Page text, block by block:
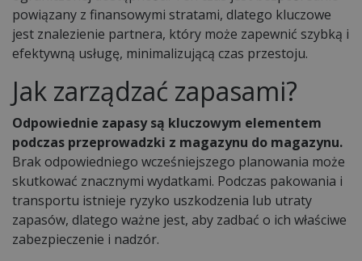
powiązany z finansowymi stratami, dlatego kluczowe
jest znalezienie partnera, który może zapewnić szybką i
efektywną usługę, minimalizującą czas przestoju.
Jak zarządzać zapasami?
Odpowiednie zapasy są kluczowym elementem
podczas przeprowadzki z magazynu do magazynu.
Brak odpowiedniego wcześniejszego planowania może
skutkować znacznymi wydatkami. Podczas pakowania i
transportu istnieje ryzyko uszkodzenia lub utraty
zapasów, dlatego ważne jest, aby zadbać o ich właściwe
zabezpieczenie i nadzór.